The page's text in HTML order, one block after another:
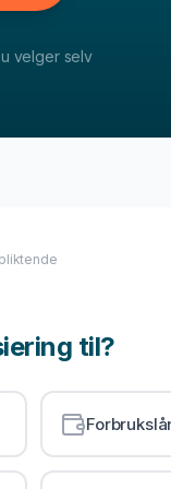
velger selv
til?